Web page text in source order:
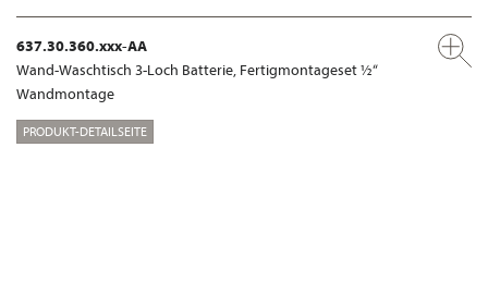
637.30.360.xxx-AA
Wand-Waschtisch 3-Loch Batterie, Fertigmontageset ½“
Wandmontage
PRODUKT-DETAILSEITE